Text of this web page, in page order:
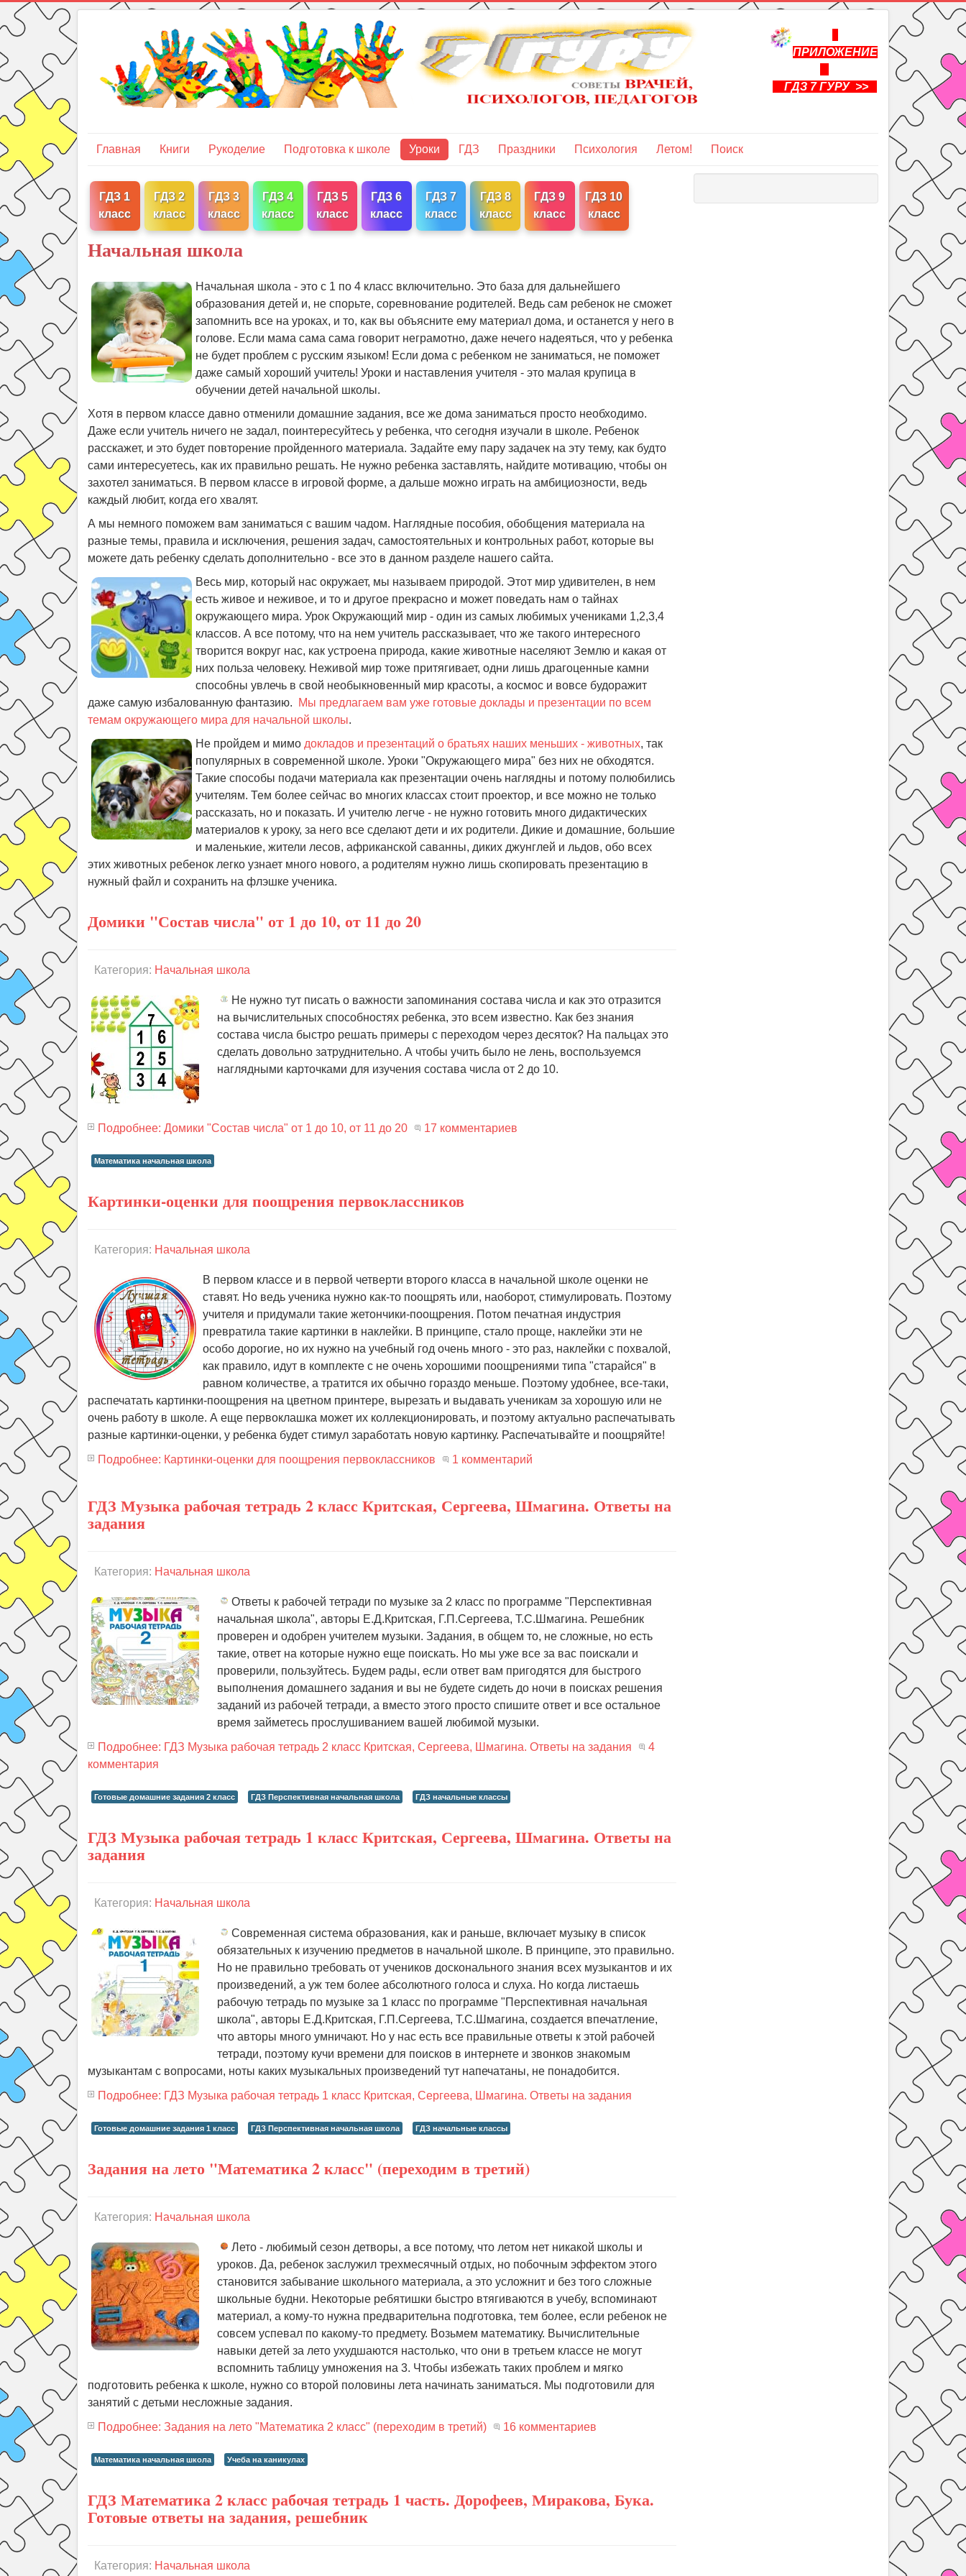
ПРИЛОЖЕНИЕ
ГДЗ 7 ГУРУ >>
Главная Книги Рукоделие Подготовка к школе Уроки ГДЗ Праздники Психология Летом! Поиск
ГДЗ 1
класс
ГДЗ 2
класс
ГДЗ 3
класс
ГДЗ 4
класс
ГДЗ 5
класс
ГДЗ 6
класс
ГДЗ 7
класс
ГДЗ 8
класс
ГДЗ 9
класс
ГДЗ 10
класс
Начальная школа
Начальная школа - это с 1 по 4 класс включительно. Это база для дальнейшего
образования детей и, не спорьте, соревнование родителей. Ведь сам ребенок не сможет
запомнить все на уроках, и то, как вы объясните ему материал дома, и останется у него в
голове. Если мама сама сама говорит неграмотно, даже нечего надеяться, что у ребенка
не будет проблем с русским языком! Если дома с ребенком не заниматься, не поможет
даже самый хороший учитель! Уроки и наставления учителя - это малая крупица в
обучении детей начальной школы.
Хотя в первом классе давно отменили домашние задания, все же дома заниматься просто необходимо.
Даже если учитель ничего не задал, поинтересуйтесь у ребенка, что сегодня изучали в школе. Ребенок
расскажет, и это будет повторение пройденного материала. Задайте ему пару задачек на эту тему, как будто
сами интересуетесь, как их правильно решать. Не нужно ребенка заставлять, найдите мотивацию, чтобы он
захотел заниматься. В первом классе в игровой форме, а дальше можно играть на амбициозности, ведь
каждый любит, когда его хвалят.
А мы немного поможем вам заниматься с вашим чадом. Наглядные пособия, обобщения материала на
разные темы, правила и исключения, решения задач, самостоятельных и контрольных работ, которые вы
можете дать ребенку сделать дополнительно - все это в данном разделе нашего сайта.
Весь мир, который нас окружает, мы называем природой. Этот мир удивителен, в нем
есть живое и неживое, и то и другое прекрасно и может поведать нам о тайнах
окружающего мира. Урок Окружающий мир - один из самых любимых учениками 1,2,3,4
классов. А все потому, что на нем учитель рассказывает, что же такого интересного
творится вокруг нас, как устроена природа, какие животные населяют Землю и какая от
них польза человеку. Неживой мир тоже притягивает, одни лишь драгоценные камни
способны увлечь в свой необыкновенный мир красоты, а космос и вовсе будоражит
даже самую избалованную фантазию.
Мы предлагаем вам уже готовые доклады и презентации по всем
темам окружающего мира для начальной школы.
Не пройдем и мимо докладов и презентаций о братьях наших меньших - животных, так
популярных в современной школе. Уроки "Окружающего мира" без них не обходятся.
Такие способы подачи материала как презентации очень наглядны и потому полюбились
учителям. Тем более сейчас во многих классах стоит проектор, и все можно не только
рассказать, но и показать. И учителю легче - не нужно готовить много дидактических
материалов к уроку, за него все сделают дети и их родители. Дикие и домашние, большие
и маленькие, жители лесов, африканской саванны, диких джунглей и льдов, обо всех
этих животных ребенок легко узнает много нового, а родителям нужно лишь скопировать презентацию в
нужный файл и сохранить на флэшке ученика.
Домики "Состав числа" от 1 до 10, от 11 до 20
Категория: Начальная школа
Не нужно тут писать о важности запоминания состава числа и как это отразится
на вычислительных способностях ребенка, это всем известно. Как без знания
состава числа быстро решать примеры с переходом через десяток? На пальцах это
сделать довольно затруднительно. А чтобы учить было не лень, воспользуемся
наглядными карточками для изучения состава числа от 2 до 10.
Подробнее: Домики "Состав числа" от 1 до 10, от 11 до 20 17 комментариев
Математика начальная школа
Картинки-оценки для поощрения первоклассников
Категория: Начальная школа
В первом классе и в первой четверти второго класса в начальной школе оценки не
ставят. Но ведь ученика нужно как-то поощрять или, наоборот, стимулировать. Поэтому
учителя и придумали такие жетончики-поощрения. Потом печатная индустрия
превратила такие картинки в наклейки. В принципе, стало проще, наклейки эти не
особо дорогие, но их нужно на учебный год очень много - это раз, наклейки с похвалой,
как правило, идут в комплекте с не очень хорошими поощрениями типа "старайся" в
равном количестве, а тратится их обычно гораздо меньше. Поэтому удобнее, все-таки,
распечатать картинки-поощрения на цветном принтере, вырезать и выдавать ученикам за хорошую или не
очень работу в школе. А еще первоклашка может их коллекционировать, и поэтому актуально распечатывать
разные картинки-оценки, у ребенка будет стимул заработать новую картинку. Распечатывайте и поощряйте!
Подробнее: Картинки-оценки для поощрения первоклассников
1 комментарий
ГДЗ Музыка рабочая тетрадь 2 класс Критская, Сергеева, Шмагина. Ответы на
задания
Категория: Начальная школа
Ответы к рабочей тетради по музыке за 2 класс по программе "Перспективная
начальная школа", авторы Е.Д.Критская, Г.П.Сергеева, Т.С.Шмагина. Решебник
проверен и одобрен учителем музыки. Задания, в общем то, не сложные, но есть
такие, ответ на которые нужно еще поискать. Но мы уже все за вас поискали и
проверили, пользуйтесь. Будем рады, если ответ вам пригодятся для быстрого
выполнения домашнего задания и вы не будете сидеть до ночи в поисках решения
заданий из рабочей тетради, а вместо этого просто спишите ответ и все остальное
время займетесь прослушиванием вашей любимой музыки.
Подробнее: ГДЗ Музыка рабочая тетрадь 2 класс Критская, Сергеева, Шмагина. Ответы на задания
4
комментария
Готовые домашние задания 2 класс ГДЗ Перспективная начальная школа ГДЗ начальные классы
ГДЗ Музыка рабочая тетрадь 1 класс Критская, Сергеева, Шмагина. Ответы на
задания
Категория: Начальная школа
Современная система образования, как и раньше, включает музыку в список
обязательных к изучению предметов в начальной школе. В принципе, это правильно.
Но не правильно требовать от учеников досконального знания всех музыкантов и их
произведений, а уж тем более абсолютного голоса и слуха. Но когда листаешь
рабочую тетрадь по музыке за 1 класс по программе "Перспективная начальная
школа", авторы Е.Д.Критская, Г.П.Сергеева, Т.С.Шмагина, создается впечатление,
что авторы много умничают. Но у нас есть все правильные ответы к этой рабочей
тетради, поэтому кучи времени для поисков в интернете и звонков знакомым
музыкантам с вопросами, ноты каких музыкальных произведений тут напечатаны, не понадобится.
Подробнее: ГДЗ Музыка рабочая тетрадь 1 класс Критская, Сергеева, Шмагина. Ответы на задания
Готовые домашние задания 1 класс ГДЗ Перспективная начальная школа ГДЗ начальные классы
Задания на лето "Математика 2 класс" (переходим в третий)
Категория: Начальная школа
Лето - любимый сезон детворы, а все потому, что летом нет никакой школы и
уроков. Да, ребенок заслужил трехмесячный отдых, но побочным эффектом этого
становится забывание школьного материала, а это усложнит и без того сложные
школьные будни. Некоторые ребятишки быстро втягиваются в учебу, вспоминают
материал, а кому-то нужна предварительна подготовка, тем более, если ребенок не
совсем успевал по какому-то предмету. Возьмем математику. Вычислительные
навыки детей за лето ухудшаются настолько, что они в третьем классе не могут
вспомнить таблицу умножения на 3. Чтобы избежать таких проблем и мягко
подготовить ребенка к школе, нужно со второй половины лета начинать заниматься. Мы подготовили для
занятий с детьми несложные задания.
Подробнее: Задания на лето "Математика 2 класс" (переходим в третий)
16 комментариев
Математика начальная школа Учеба на каникулах
ГДЗ Математика 2 класс рабочая тетрадь 1 часть. Дорофеев, Миракова, Бука.
Готовые ответы на задания, решебник
Категория: Начальная школа